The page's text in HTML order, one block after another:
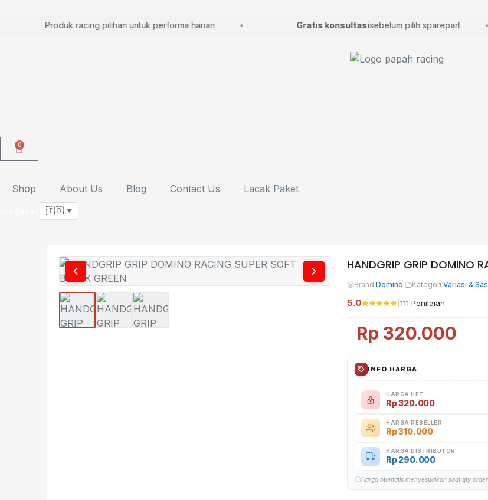
Produk racing pilihan untuk performa harian Gratis konsultasisebelum pilih sparepart
0
Shop About Us Blog Contact Us Lacak Paket
HANDGRIP GRIP DOMINO
Brand:Domino· Kategori:Variasi &
5.0 111 Penilaian
Rp 320.000
INFO HARGA
HARGA HET
Rp320.000
HARGA RESELLER
Rp310.000
HARGA DISTRIBUTOR
Rp290.000
Harga otomatis menyesuaikan saat qty